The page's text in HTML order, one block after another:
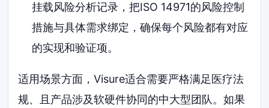
挂载风险分析记录，把ISO 14971的风险控制
措施与具体需求绑定，确保每个风险都有对应
的实现和验证项。
适用场景方面，Visure适合需要严格满足医疗法
规、且产品涉及软硬件协同的中大型团队。如果